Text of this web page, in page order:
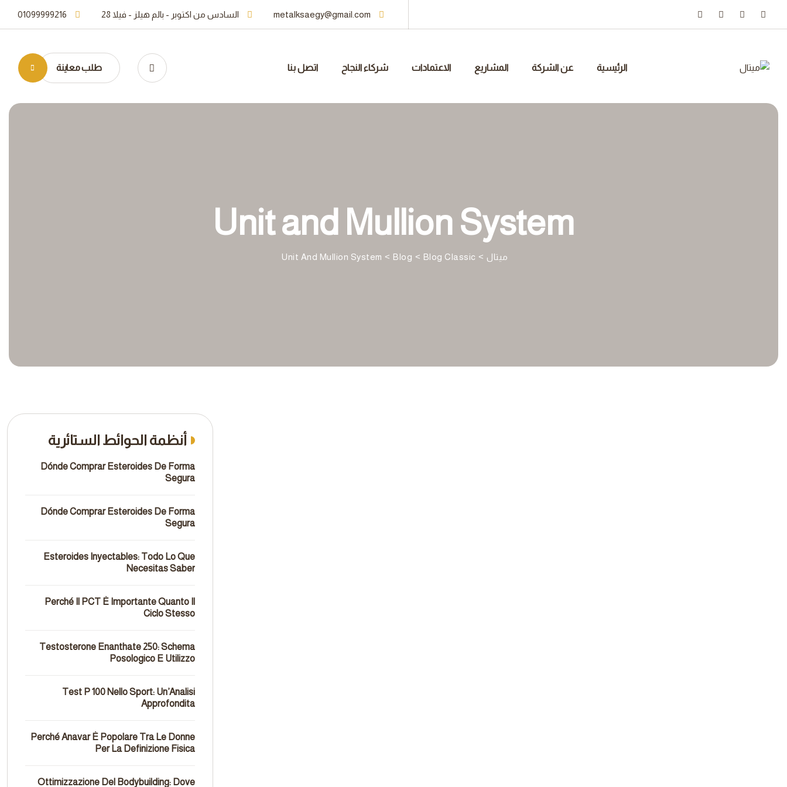
metalksaegy@gmail.com السادس من اكتوبر - بالم هيلز - فيلا 28 01099999216
الرئيسية عن الشركة المشاريع الاعتمادات شركاء النجاح اتصل بنا طلب معاينة
Unit and Mullion System
ميتال >
Blog Classic
>
Blog
>
Unit And Mullion System
أنظمة الحوائط الستائرية
Dónde Comprar Esteroides De Forma
Segura
Dónde Comprar Esteroides De Forma
Segura
Esteroides Inyectables: Todo Lo Que
Necesitas Saber
Perché Il PCT È Importante Quanto Il
Ciclo Stesso
Testosterone Enanthate 250: Schema
Posologico E Utilizzo
Test P 100 Nello Sport: Un’Analisi
Approfondita
Perché Anavar È Popolare Tra Le Donne
Per La Definizione Fisica
Ottimizzazione Del Bodybuilding: Dove